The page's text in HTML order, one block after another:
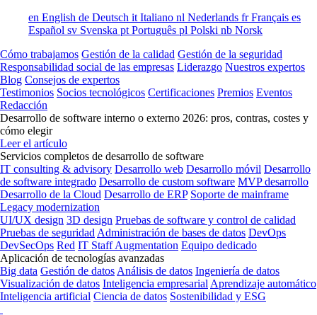
en English de Deutsch it Italiano nl Nederlands frFrançais es
Español sv Svenska pt Português pl Polski nb Norsk
Cómo trabajamos Gestión de la calidad Gestión de la seguridad
Responsabilidad social de las empresas Liderazgo Nuestros expertos
Blog Consejos de expertos
Testimonios Socios tecnológicos Certificaciones Premios Eventos
Redacción
Desarrollo de software interno o externo 2026: pros, contras, costes y
cómo elegir
Leer el artículo
Servicios completos de desarrollo de software
IT consulting & advisory Desarrollo web Desarrollo móvil Desarrollo
de software integrado Desarrollo de custom software MVP desarrollo
Desarrollo de la Cloud Desarrollo de ERP Soporte de mainframe
Legacy modernization
UI/UX design 3D design Pruebas de software y control de calidad
Pruebas de seguridad Administración de bases de datos DevOps
DevSecOps Red IT Staff Augmentation Equipo dedicado
Aplicación de tecnologías avanzadas
Big data Gestión de datos Análisis de datos Ingeniería de datos
Visualización de datos Inteligencia empresarial Aprendizaje automático
Inteligencia artificial Ciencia de datos Sostenibilidad y ESG